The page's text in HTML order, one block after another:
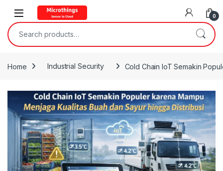
Open 0
Search for:
Home Industrial Security Cold Chain IoT Semakin